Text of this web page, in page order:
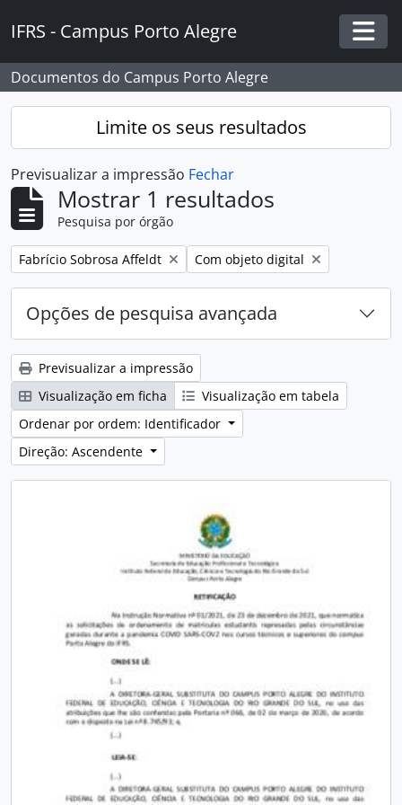
IFRS - Campus Porto Alegre
Documentos do Campus Porto Alegre
Limite os seus resultados
Previsualizar a impressão Fechar
Mostrar 1 resultados
Pesquisa por órgão
Remover filtro:
Fabrício Sobrosa Affeldt Remover filtro:
Com objeto digital
Opções de pesquisa avançada
Previsualizar a impressão
Visualização em ficha
Visualização em tabela
Ordenar por ordem: Identificador
Direção: Ascendente